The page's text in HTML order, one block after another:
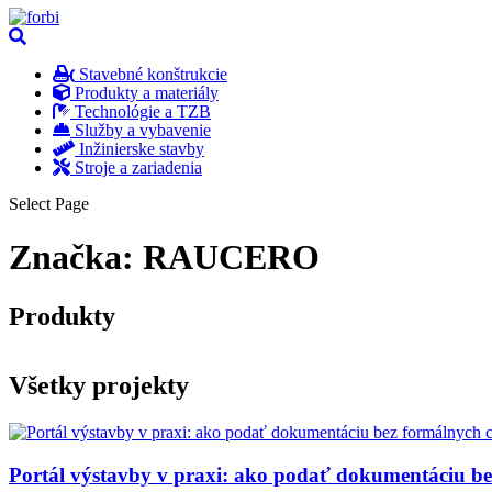
Stavebné konštrukcie
Produkty a materiály
Technológie a TZB
Služby a vybavenie
Inžinierske stavby
Stroje a zariadenia
Select Page
Značka: RAUCERO
Produkty
Všetky projekty
Portál výstavby v praxi: ako podať dokumentáciu